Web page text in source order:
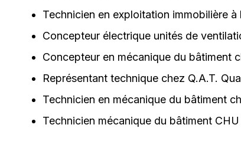
Technicien en exploitation immobilière
​Concepteur électrique unités de
Concepteur en mécanique du bâtiment
Représentant technique chez Q.A.T.
Technicien en mécanique du bâtiment
Technicien mécanique du bâtiment